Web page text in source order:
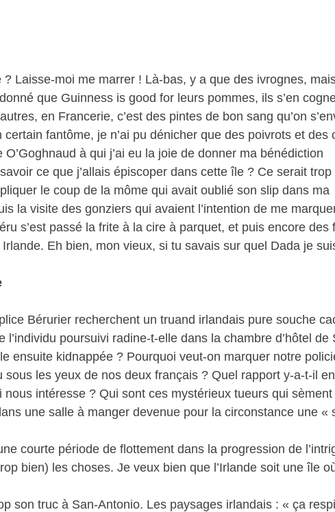
Laisse-moi me marrer ! Là-bas, y a que des ivrognes,
que Guinness is good for leurs pommes, ils s’en
en Francerie, c’est des pintes de bon sang qu’on
certain fantôme, je n’ai pu dénicher que des poivrots et des
à qui j’ai eu la joie de donner ma bénédiction
ce que j’allais épiscoper dans cette île ? Ce serait trop
le coup de la môme qui avait oublié son slip dans ma
la visite des gonziers qui avaient l’intention de me
s’est passé la frite à la cire à parquet, et puis encore des
Irlande. Eh bien, mon vieux, si tu savais sur quel Dada je
Bérurier recherchent un truand irlandais pure souche
l’individu poursuivi radine-t-elle dans la chambre d’hôtel
ensuite kidnappée ? Pourquoi veut-on marquer notre
sous les yeux de nos deux français ? Quel rapport y-a-t-il
nous intéresse ? Qui sont ces mystérieux tueurs qui
une salle à manger devenue pour la circonstance une «
courte période de flottement dans la progression de
bien) les choses. Je veux bien que l’Irlande soit une île
son truc à San-Antonio. Les paysages irlandais : « ça